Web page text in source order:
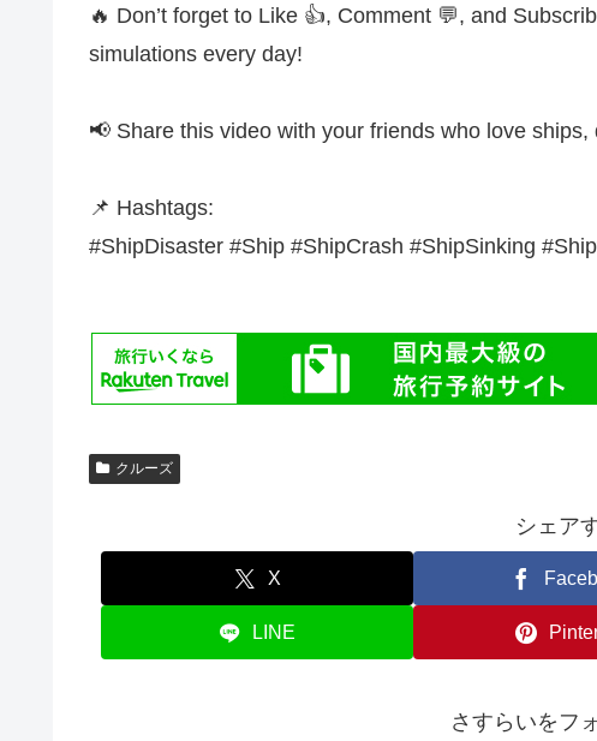
🔥 Don’t forget to Like 👍, Comment 💬, and
simulations every day!
📢 Share this video with your friends who love
📌 Hashtags:
#ShipDisaster #Ship #ShipCrash #ShipSinking
クルーズ
シェア
X
LINE
さすらいをフ